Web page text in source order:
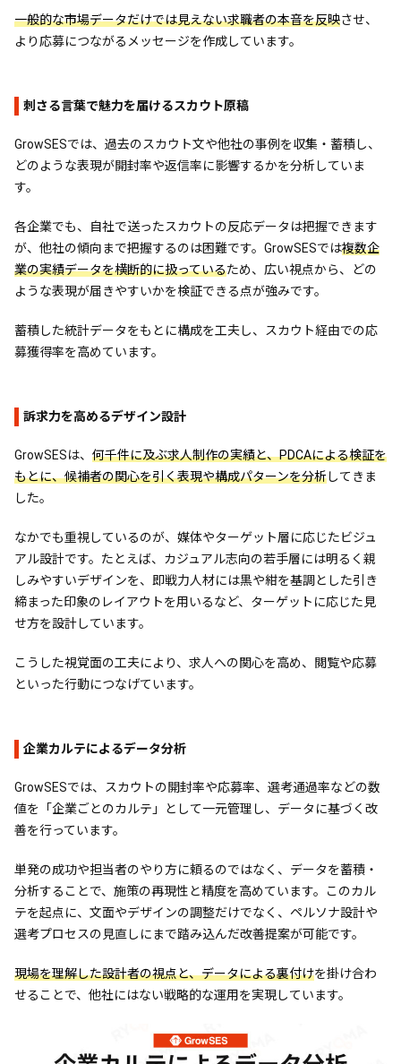
一般的な市場データだけでは見えない求職者の本音を反映させ、
より応募につながるメッセージを作成しています。
刺さる言葉で魅力を届けるスカウト原稿
GrowSESでは、過去のスカウト文や他社の事例を収集・蓄積し、
どのような表現が開封率や返信率に影響するかを分析していま
す。
各企業でも、自社で送ったスカウトの反応データは把握できます
が、他社の傾向まで把握するのは困難です。GrowSESでは複数企
業の実績データを横断的に扱っているため、広い視点から、どの
ような表現が届きやすいかを検証できる点が強みです。
蓄積した統計データをもとに構成を工夫し、スカウト経由での応
募獲得率を高めています。
訴求力を高めるデザイン設計
GrowSESは、 何千件に及ぶ求人制作の実績と、PDCAによる検証を
もとに、候補者の関心を引く表現や構成パターンを分析してきま
した。
なかでも重視しているのが、媒体やターゲット層に応じたビジュ
アル設計です。たとえば、カジュアル志向の若手層には明るく親
しみやすいデザインを、即戦力人材には黒や紺を基調とした引き
締まった印象のレイアウトを用いるなど、ターゲットに応じた見
せ方を設計しています。
こうした視覚面の工夫により、求人への関心を高め、閲覧や応募
といった行動につなげています。
企業カルテによるデータ分析
GrowSESでは、スカウトの開封率や応募率、選考通過率などの数
値を「企業ごとのカルテ」として一元管理し、データに基づく改
善を行っています。
単発の成功や担当者のやり方に頼るのではなく、データを蓄積・
分析することで、施策の再現性と精度を高めています。このカル
テを起点に、文面やデザインの調整だけでなく、ペルソナ設計や
選考プロセスの見直しにまで踏み込んだ改善提案が可能です。
現場を理解した設計者の視点と、データによる裏付けを掛け合わ
せることで、他社にはない戦略的な運用を実現しています。